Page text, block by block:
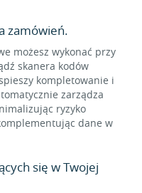
zamówień.
możesz wykonać przy
skanera kodów
kompletowanie i
zarządza
ryzyko
dane w
się w Twojej